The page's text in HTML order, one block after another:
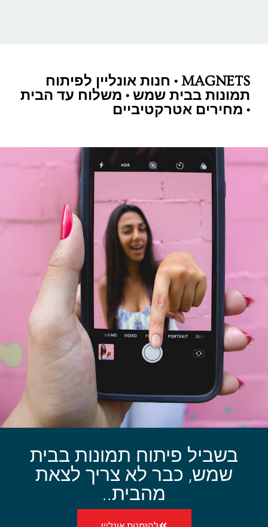
MAGNETS • חנות אונליין לפיתוח
תמונות בבית שמש • משלוח עד הבית
• מחירים אטרקטיביים
בשביל פיתוח תמונות בבית
שמש, כבר לא צריך לצאת
מהבית..